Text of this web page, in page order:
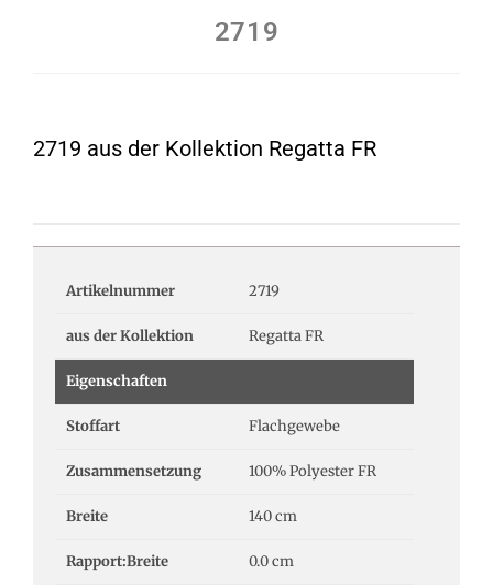
2719
2719 aus der Kollektion Regatta FR
Artikelnummer 2719
aus der Kollektion Regatta FR
Eigenschaften
Stoffart Flachgewebe
Zusammensetzung 100% Polyester FR
Breite 140 cm
Rapport:Breite 0.0 cm